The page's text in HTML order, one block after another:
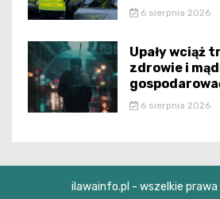
6 sierpnia 2026
Upały wciąż
zdrowie i
6 sierpnia 2026
ilawainfo.pl - wszelkie